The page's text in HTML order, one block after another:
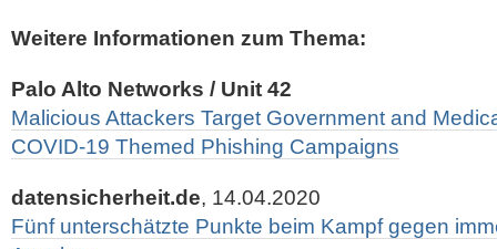
Weitere Informationen zum Thema:
Palo Alto Networks / Unit 42
Malicious Attackers Target Government and
COVID-19 Themed Phishing Campaigns
datensicherheit.de, 14.04.2020
Fünf unterschätzte Punkte beim Kampf gegen